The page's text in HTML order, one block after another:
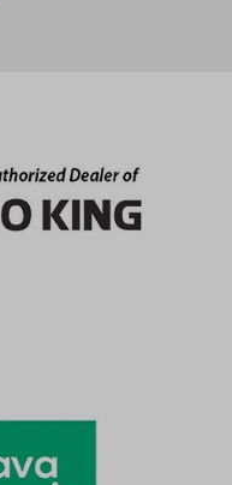
einer Stirnwand und
anderen Stirnseite.